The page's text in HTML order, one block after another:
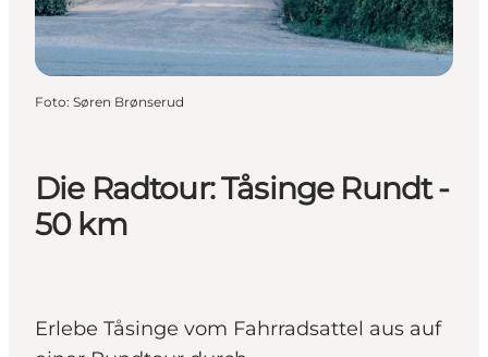
Die Radtour: Tåsinge Rundt -
50 km
Erlebe Tåsinge vom Fahrradsattel aus auf
Foto: Søren Brønserud